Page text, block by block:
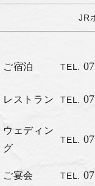
JR
ご宿泊 TEL.
レストラン TEL.
ウェディン
グ
TEL.
ご宴会 TEL.